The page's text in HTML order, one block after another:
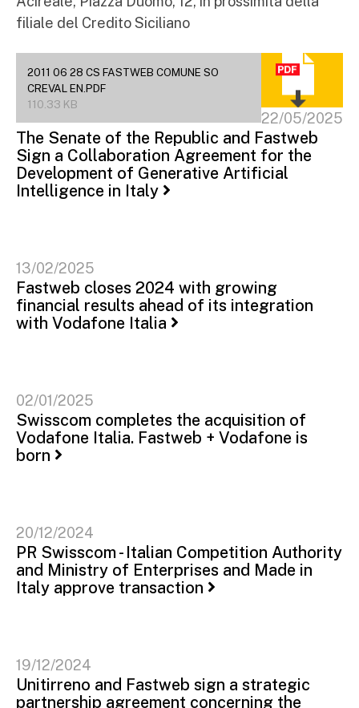
filiale del Credito Siciliano
2011 06 28 CS FASTWEB COMUNE SO
CREVAL EN.PDF
110.33 KB
22/05/2025
The Senate of the Republic and Fastweb
Sign a Collaboration Agreement for the
Development of Generative Artificial
Intelligence in Italy
13/02/2025
Fastweb closes 2024 with growing
financial results ahead of its integration
with Vodafone Italia
02/01/2025
Swisscom completes the acquisition of
Vodafone Italia. Fastweb + Vodafone is
born
20/12/2024
PR Swisscom - Italian Competition Authority
and Ministry of Enterprises and Made in
Italy approve transaction
19/12/2024
Unitirreno and Fastweb sign a strategic
partnership agreement concerning the